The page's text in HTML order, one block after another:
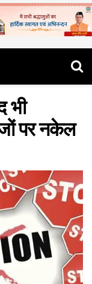
भी
पर नकेल